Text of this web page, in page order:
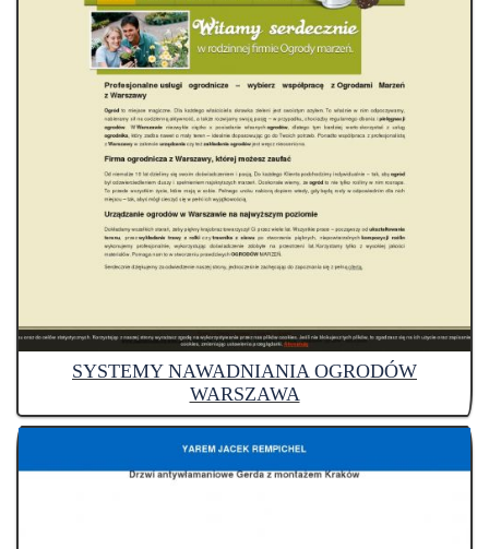
SYSTEMY NAWADNIANIA OGRODÓW
WARSZAWA